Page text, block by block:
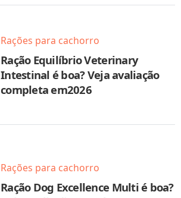
Rações para cachorro
Ração Equilíbrio Veterinary
Intestinal é boa? Veja avaliação
completa em2026
Rações para cachorro
Ração Dog Excellence Multi é boa?